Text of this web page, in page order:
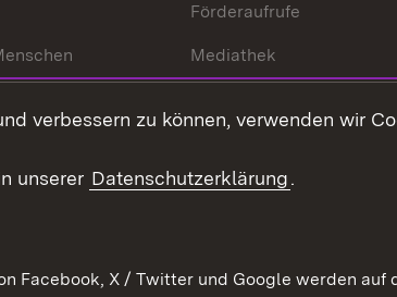
Förderaufrufe
Mediathek
verbessern zu können, verwenden wir
unserer Datenschutzerklärung.
Facebook, X / Twitter und Google werden auf